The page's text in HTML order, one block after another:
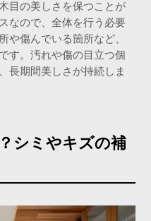
目の美しさを保つことが
なので、全体を行う必要
や傷んでいる箇所など、
す。汚れや傷の目立つ個
長期間美しさが持続しま
シミやキズの補